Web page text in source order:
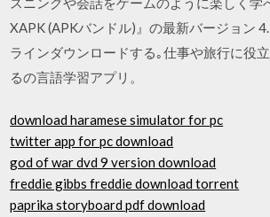
XAPK (APKバンドル)』の最新バージョン
ラインダウンロードする｡仕事や旅行に役
るの言語学習アプリ。
download haramese simulator for pc
twitter app for pc download
god of war dvd 9 version download
freddie gibbs freddie download torrent
paprika storyboard pdf download